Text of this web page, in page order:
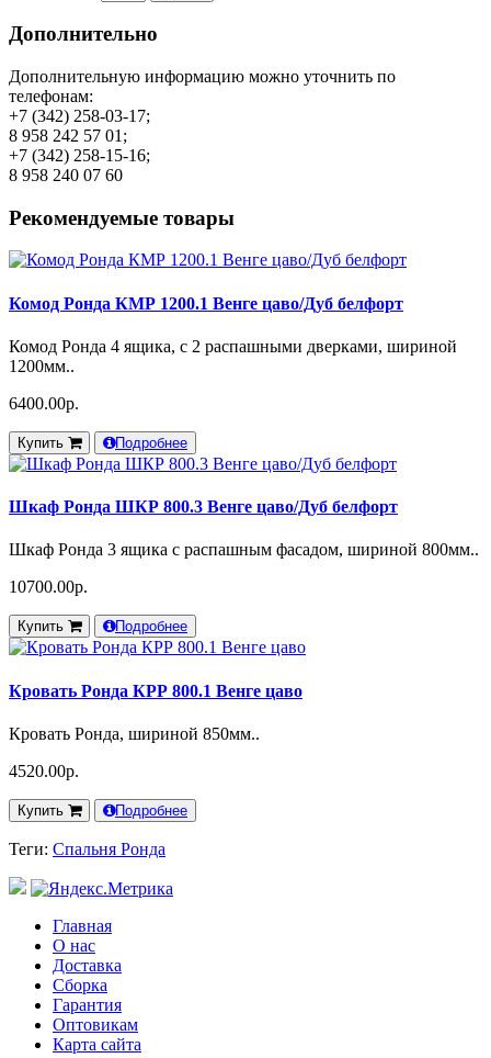
Дополнительно
Дополнительную информацию можно уточнить по
телефонам:
+7 (342) 258-03-17;
8 958 242 57 01;
+7 (342) 258-15-16;
8 958 240 07 60
Рекомендуемые товары
Комод Ронда КМР 1200.1 Венге цаво/Дуб белфорт
Комод Ронда 4 ящика, с 2 распашными дверками, шириной
1200мм..
6400.00р.
Купить Подробнее
Шкаф Ронда ШКР 800.3 Венге цаво/Дуб белфорт
Шкаф Ронда 3 ящика с распашным фасадом, шириной 800мм..
10700.00р.
Купить Подробнее
Кровать Ронда КРР 800.1 Венге цаво
Кровать Ронда, шириной 850мм..
4520.00р.
Купить Подробнее
Теги: Спальня Ронда
Главная
О нас
Доставка
Сборка
Гарантия
Оптовикам
Карта сайта